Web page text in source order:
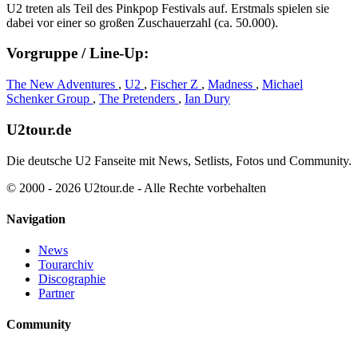
U2 treten als Teil des Pinkpop Festivals auf. Erstmals spielen sie
dabei vor einer so großen Zuschauerzahl (ca. 50.000).
Vorgruppe / Line-Up:
The New Adventures , U2 , Fischer Z , Madness , Michael
Schenker Group , The Pretenders , Ian Dury
U2tour.de
Die deutsche U2 Fanseite mit News, Setlists, Fotos und Community.
© 2000 - 2026 U2tour.de - Alle Rechte vorbehalten
Navigation
News
Tourarchiv
Discographie
Partner
Community